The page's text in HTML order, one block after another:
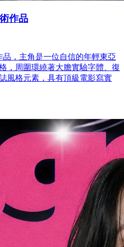
作品
，主角是一位自信的年輕東亞
，周圍環繞著大膽實驗字體、復
風格元素，具有頂級電影寫實